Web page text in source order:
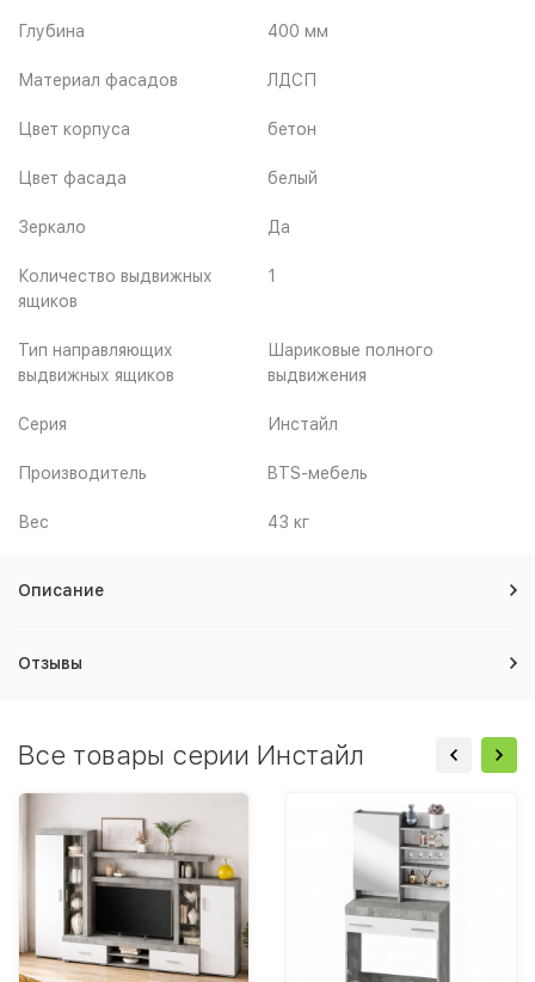
Глубина 400 мм
Материал фасадов ЛДСП
Цвет корпуса бетон
Цвет фасада белый
Зеркало Да
Количество выдвижных
ящиков
1
Тип направляющих
выдвижных ящиков
Шариковые полного
выдвижения
Серия Инстайл
Производитель BTS-мебель
Вес 43 кг
Описание
Отзывы
Все товары серии Инстайл